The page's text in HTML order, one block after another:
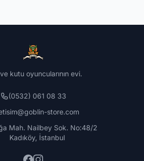
kutu oyuncularının evi.
(0532) 061 08 33
store.com
Mah. Nailbey Sok. No:48/2
Kadıköy, İstanbul